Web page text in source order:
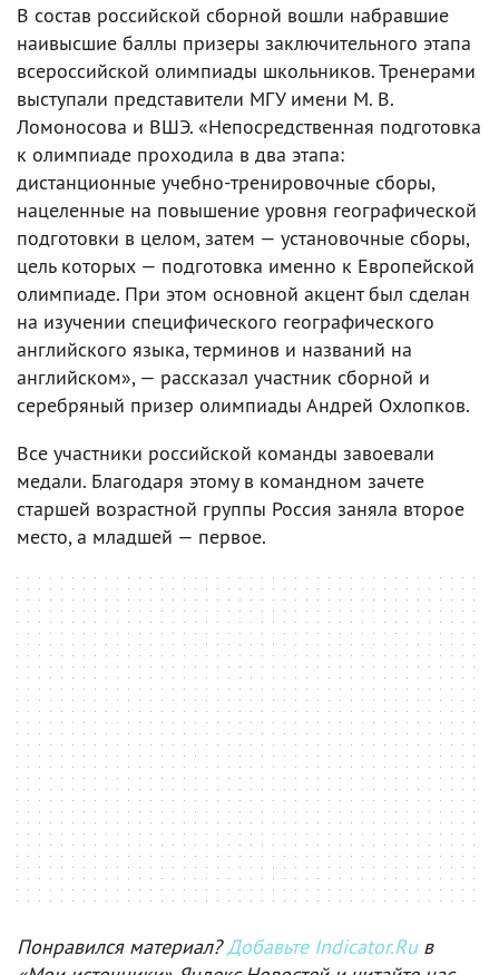
В состав российской сборной вошли набравшие
наивысшие баллы призеры заключительного этапа
всероссийской олимпиады школьников. Тренерами
выступали представители МГУ имени М. В.
Ломоносова и ВШЭ. «Непосредственная подготовка
к олимпиаде проходила в два этапа:
дистанционные учебно-тренировочные сборы,
нацеленные на повышение уровня географической
подготовки в целом, затем — установочные сборы,
цель которых — подготовка именно к Европейской
олимпиаде. При этом основной акцент был сделан
на изучении специфического географического
английского языка, терминов и названий на
английском», — рассказал участник сборной и
серебряный призер олимпиады Андрей Охлопков.
Все участники российской команды завоевали
медали. Благодаря этому в командном зачете
старшей возрастной группы Россия заняла второе
место, а младшей — первое.
Понравился материал?Добавьте Indicator.Ruв